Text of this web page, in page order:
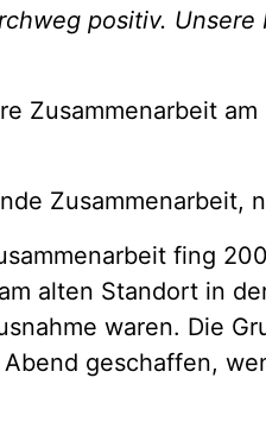
positiv.
Zusammenarbeit
fing
alten Standort in
waren. Die
geschaffen,